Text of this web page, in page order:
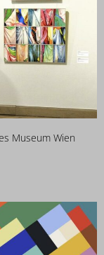
Museum Wien